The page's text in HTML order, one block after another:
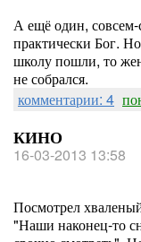
А ещё один,
практически Бог.
школу пошли, то
не собрался.
комментарии: 4
КИНО
16-03-2013 13:58
Посмотрел
"Наши наконец-то